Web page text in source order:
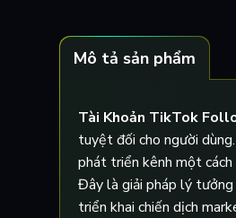
Mô tả sản phẩm
Tài Khoản TikTok
tuyệt đối cho người
phát triển kênh một cách
Đây là giải pháp lý tưởng
triển khai chiến dịch